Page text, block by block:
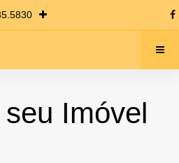
Imóvel